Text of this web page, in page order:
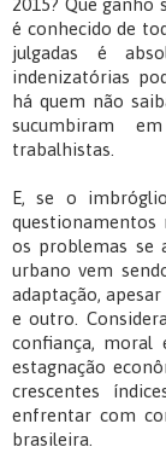
2015? Que
é conhecido de
julgadas é
indenizatórias
há quem não
sucumbiram
trabalhistas.
E, se o
questionamentos
os problemas se
urbano vem
adaptação,
e outro.
confiança, moral
estagnação
crescentes
enfrentar com
brasileira.